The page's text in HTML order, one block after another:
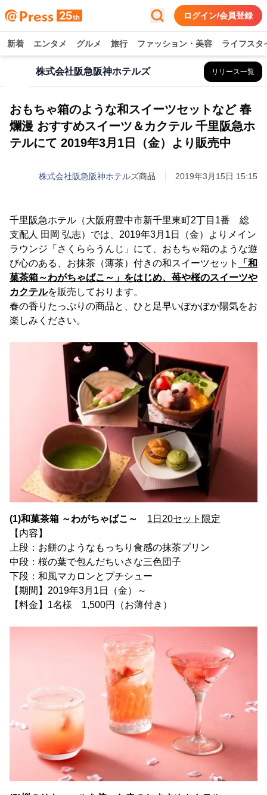
ログイン/会員登録
新着 エンタメ グルメ 旅行 ファッション・美容 ライフスタ
株式会社阪急阪神ホテルズ リリース一覧
おもちゃ箱のような和スイーツセットなど 春
爛漫 おすすめスイーツ＆カクテル 千里阪急ホ
テルにて 2019年3月1日（金）より販売中
株式会社阪急阪神ホテルズ商品 2019年3月15日 15:15
千里阪急ホテル（大阪府豊中市新千里東町2丁目1番 総
支配人 田岡 弘志）では、2019年3月1日（金）よりメイン
ラウンジ「さくららうんじ」にて、おもちゃ箱のような遊
び心のある、お抹茶（薄茶）付きの和スイーツセット
「和
菓茶箱～わがちゃばこ～」をはじめ、苺や桜のスイーツや
カクテルを販売しております。
春の香りたっぷりの商品と、ひと足早いぽかぽか陽気をお
楽しみください。
(1)和菓茶箱 ～わがちゃばこ～
1日20セット限定
【内容】
上段：お餅のようなもっちり食感の抹茶プリン
中段：桜の葉で包んだちいさな三色団子
下段：和風マカロンとプチシュー
【期間】2019年3月1日（金）～
【料金】1名様 1,500円（お薄付き）